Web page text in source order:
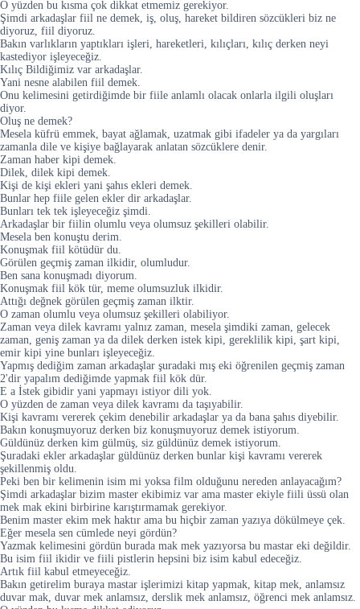
O yüzden bu kısma çok dikkat etmemiz gerekiyor.
Şimdi arkadaşlar fiil ne demek, iş, oluş, hareket bildiren sözcükleri biz ne
diyoruz, fiil diyoruz.
Bakın varlıkların yaptıkları işleri, hareketleri, kılıçları, kılıç derken neyi
kastediyor işleyeceğiz.
Kılıç Bildiğimiz var arkadaşlar.
Yani nesne alabilen fiil demek.
Onu kelimesini getirdiğimde bir fiile anlamlı olacak onlarla ilgili oluşları
diyor.
Oluş ne demek?
Mesela küfrü emmek, bayat ağlamak, uzatmak gibi ifadeler ya da yargıları
zamanla dile ve kişiye bağlayarak anlatan sözcüklere denir.
Zaman haber kipi demek.
Dilek, dilek kipi demek.
Kişi de kişi ekleri yani şahıs ekleri demek.
Bunlar hep fiile gelen ekler dir arkadaşlar.
Bunları tek tek işleyeceğiz şimdi.
Arkadaşlar bir fiilin olumlu veya olumsuz şekilleri olabilir.
Mesela ben konuştu derim.
Konuşmak fiil kötüdür du.
Görülen geçmiş zaman ilkidir, olumludur.
Ben sana konuşmadı diyorum.
Konuşmak fiil kök tür, meme olumsuzluk ilkidir.
Attığı değnek görülen geçmiş zaman ilktir.
O zaman olumlu veya olumsuz şekilleri olabiliyor.
Zaman veya dilek kavramı yalnız zaman, mesela şimdiki zaman, gelecek
zaman, geniş zaman ya da dilek derken istek kipi, gereklilik kipi, şart kipi,
emir kipi yine bunları işleyeceğiz.
Yapmış dediğim zaman arkadaşlar şuradaki mış eki öğrenilen geçmiş zaman
2'dir yapalım dediğimde yapmak fiil kök dür.
E a İstek gibidir yani yapmayı istiyor dili yok.
O yüzden de zaman veya dilek kavramı da taşıyabilir.
Kişi kavramı vererek çekim denebilir arkadaşlar ya da bana şahıs diyebilir.
Bakın konuşmuyoruz derken biz konuşmuyoruz demek istiyorum.
Güldünüz derken kim gülmüş, siz güldünüz demek istiyorum.
Şuradaki ekler arkadaşlar güldünüz derken bunlar kişi kavramı vererek
şekillenmiş oldu.
Peki ben bir kelimenin isim mi yoksa film olduğunu nereden anlayacağım?
Şimdi arkadaşlar bizim master ekibimiz var ama master ekiyle fiili üssü olan
mek mak ekini birbirine karıştırmamak gerekiyor.
Benim master ekim mek haktır ama bu hiçbir zaman yazıya dökülmeye çek.
Eğer mesela sen cümlede neyi gördün?
Yazmak kelimesini gördün burada mak mek yazıyorsa bu mastar eki değildir.
Bu isim fiil ikidir ve fiili pistlerin hepsini biz isim kabul edeceğiz.
Artık fiil kabul etmeyeceğiz.
Bakın getirelim buraya mastar işlerimizi kitap yapmak, kitap mek, anlamsız
duvar mak, duvar mek anlamsız, derslik mek anlamsız, öğrenci mek anlamsız.